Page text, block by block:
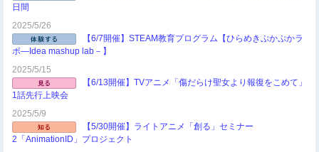
日間
2025/5/26
【6/7開催】STEAM教育プログラム【ひらめきぷかぷかラ
ボ―Idea mashup lab－】
2025/5/15
【6/13開催】TVアニメ「傷だらけ聖女より報復をこめて」
1話先行上映会
2025/5/9
【5/30開催】ライトアニメ「創る」セミナー
2「AnimationID」プロジェクト